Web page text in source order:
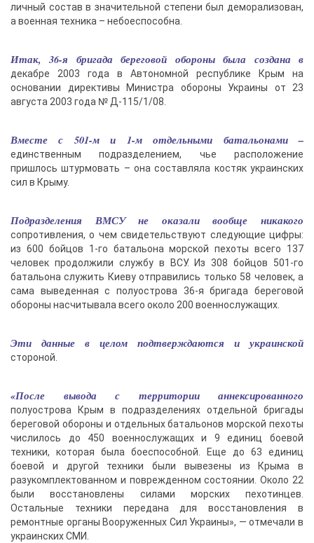
личный состав в значительной степени был деморализован,
а военная техника – небоеспособна.
Итак, 36-я бригада береговой обороны была создана в
декабре 2003 года в Автономной республике Крым на
основании директивы Министра обороны Украины от 23
августа 2003 года № Д-115/1/08.
Вместе с 501-м и 1-м отдельными батальонами –
единственным подразделением, чье расположение
пришлось штурмовать – она составляла костяк украинских
сил в Крыму.
Подразделения ВМСУ не оказали вообще никакого
сопротивления, о чем свидетельствуют следующие цифры:
из 600 бойцов 1-го батальона морской пехоты всего 137
человек продолжили службу в ВСУ. Из 308 бойцов 501-го
батальона служить Киеву отправились только 58 человек, а
сама выведенная с полуострова 36-я бригада береговой
обороны насчитывала всего около 200 военнослужащих.
Эти данные в целом подтверждаются и украинской
стороной.
«После вывода с территории аннексированного
полуострова Крым в подразделениях отдельной бригады
береговой обороны и отдельных батальонов морской пехоты
числилось до 450 военнослужащих и 9 единиц боевой
техники, которая была боеспособной. Еще до 63 единиц
боевой и другой техники были вывезены из Крыма в
разукомплектованном и поврежденном состоянии. Около 22
были восстановлены силами морских пехотинцев.
Остальные техники передана для восстановления в
ремонтные органы Вооруженных Сил Украины», — отмечали в
украинских СМИ.